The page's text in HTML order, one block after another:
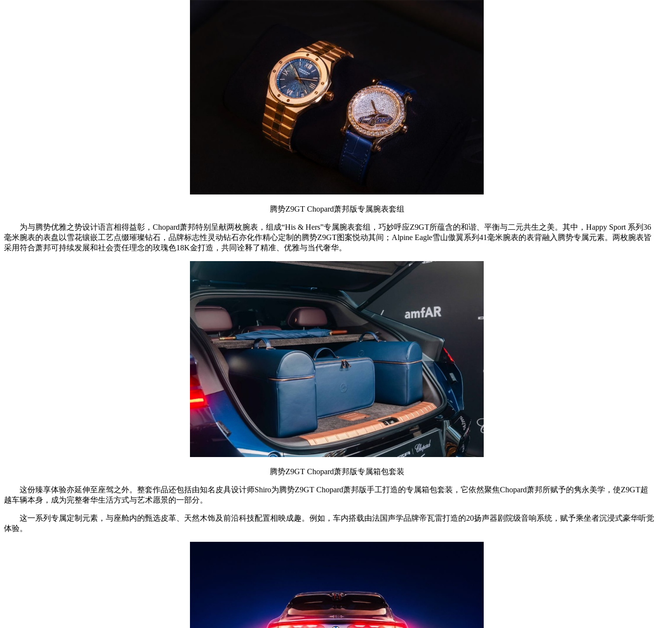
腾势Z9GT Chopard萧邦版专属腕表套组
为与腾势优雅之势设计语言相得益彰，Chopard萧邦特别呈献两枚腕表，组成“His & Hers”专属腕表套组，巧妙呼应Z9GT所蕴含的和谐、平衡与二元共生之美。其中，Happy Sport 系列36
毫米腕表的表盘以雪花镶嵌工艺点缀璀璨钻石，品牌标志性灵动钻石亦化作精心定制的腾势Z9GT图案悦动其间；Alpine Eagle雪山傲翼系列41毫米腕表的表背融入腾势专属元素。两枚腕表皆
采用符合萧邦可持续发展和社会责任理念的玫瑰色18K金打造，共同诠释了精准、优雅与当代奢华。
腾势Z9GT Chopard萧邦版专属箱包套装
这份臻享体验亦延伸至座驾之外。整套作品还包括由知名皮具设计师Shiro为腾势Z9GT Chopard萧邦版手工打造的专属箱包套装，它依然聚焦Chopard萧邦所赋予的隽永美学，使Z9GT超
越车辆本身，成为完整奢华生活方式与艺术愿景的一部分。
这一系列专属定制元素，与座舱内的甄选皮革、天然木饰及前沿科技配置相映成趣。例如，车内搭载由法国声学品牌帝瓦雷打造的20扬声器剧院级音响系统，赋予乘坐者沉浸式豪华听觉
体验。